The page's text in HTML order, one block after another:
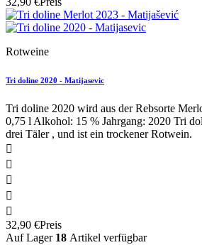
Rotweine
Tri doline 2020 - Matijasevic
Tri doline 2020 wird aus der Rebsorte
0,75 l Alkohol: 15 % Jahrgang: 2020 Tri
drei Täler , und ist ein trockener Rotwein.





32,90 €Preis
Auf Lager 18 Artikel verfügbar